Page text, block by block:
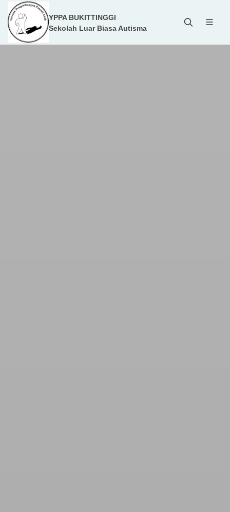
YPPA BUKITTINGGI
Sekolah Luar Biasa Autisma